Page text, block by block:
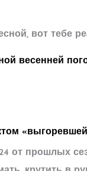
вот тебе
весенней
«выгоревшей
от прошлых